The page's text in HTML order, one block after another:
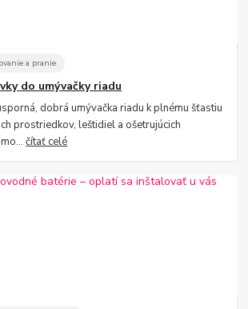
a pranie
do umývačky riadu
dobrá umývačka riadu k plnému šťastiu
prostriedkov, leštidiel a ošetrujúcich
čítať celé